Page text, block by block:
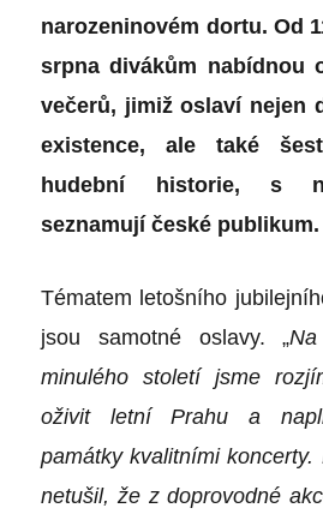
narozeninovém dortu. Od
srpna divákům nabídnou
večerů, jimiž oslaví nejen
existence, ale také
hudební historie, s
seznamují české publikum.
Tématem letošního
jsou samotné oslavy. „
minulého století jsme
oživit letní Prahu a
památky kvalitními
netušil, že z doprovodné